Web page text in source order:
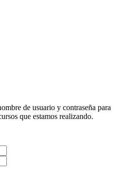
de usuario y contraseña para
que estamos realizando.